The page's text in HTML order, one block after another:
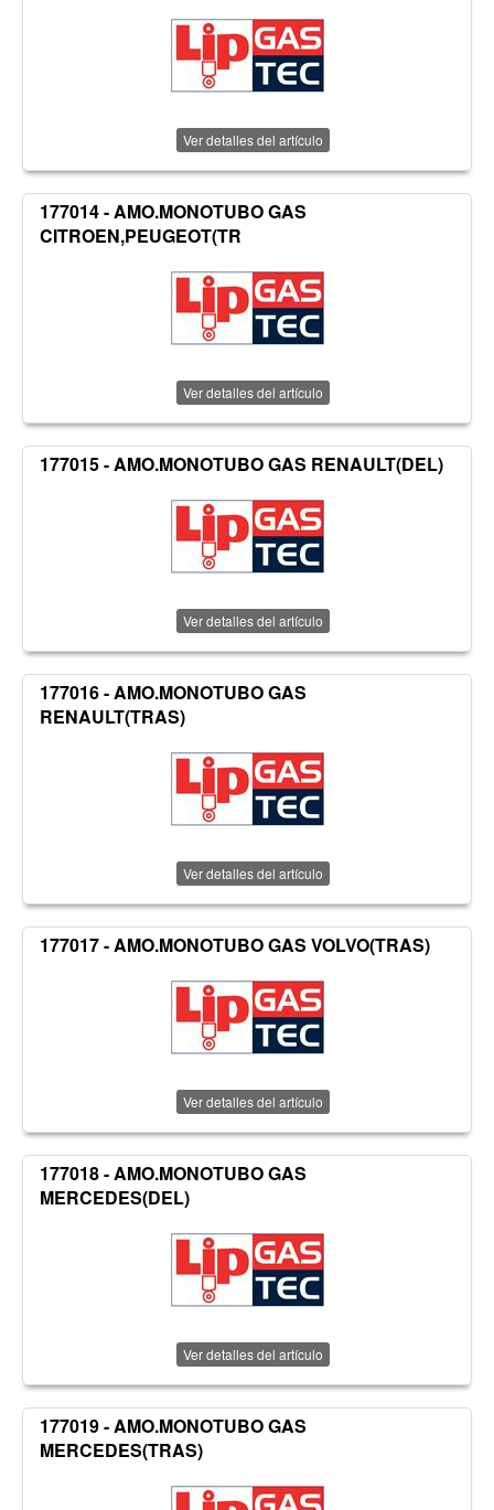
Ver detalles del artículo
177014 - AMO.MONOTUBO GAS
CITROEN,PEUGEOT(TR
Ver detalles del artículo
177015 - AMO.MONOTUBO GAS RENAULT(DEL)
Ver detalles del artículo
177016 - AMO.MONOTUBO GAS
RENAULT(TRAS)
Ver detalles del artículo
177017 - AMO.MONOTUBO GAS VOLVO(TRAS)
Ver detalles del artículo
177018 - AMO.MONOTUBO GAS
MERCEDES(DEL)
Ver detalles del artículo
177019 - AMO.MONOTUBO GAS
MERCEDES(TRAS)